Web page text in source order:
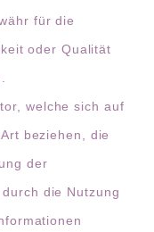
für die
oder Qualität
welche sich auf
beziehen, die
der
die Nutzung